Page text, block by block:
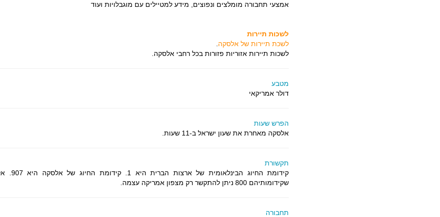
אמצעי תחבורה מומלצים ונפוצים, מידע למטיילים עם מוגבלויות ועוד
לשכות תיירות
לשכת תיירות של אלסקה
לשכות תיירות אזוריות פזורות בכל רחבי אלסקה.
מטבע
דולר אמריקאי
הפרש שעות
אלסקה מאחרת את שעון ישראל ב-11 שעות.
תקשורת
קידומת החיוג
שקידומותיהם 800 ניתן להתקשר רק מצפון אמריקה עצמה.
תחבורה